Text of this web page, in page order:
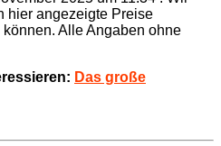
hier angezeigte Preise
Alle Angaben ohne
Das große